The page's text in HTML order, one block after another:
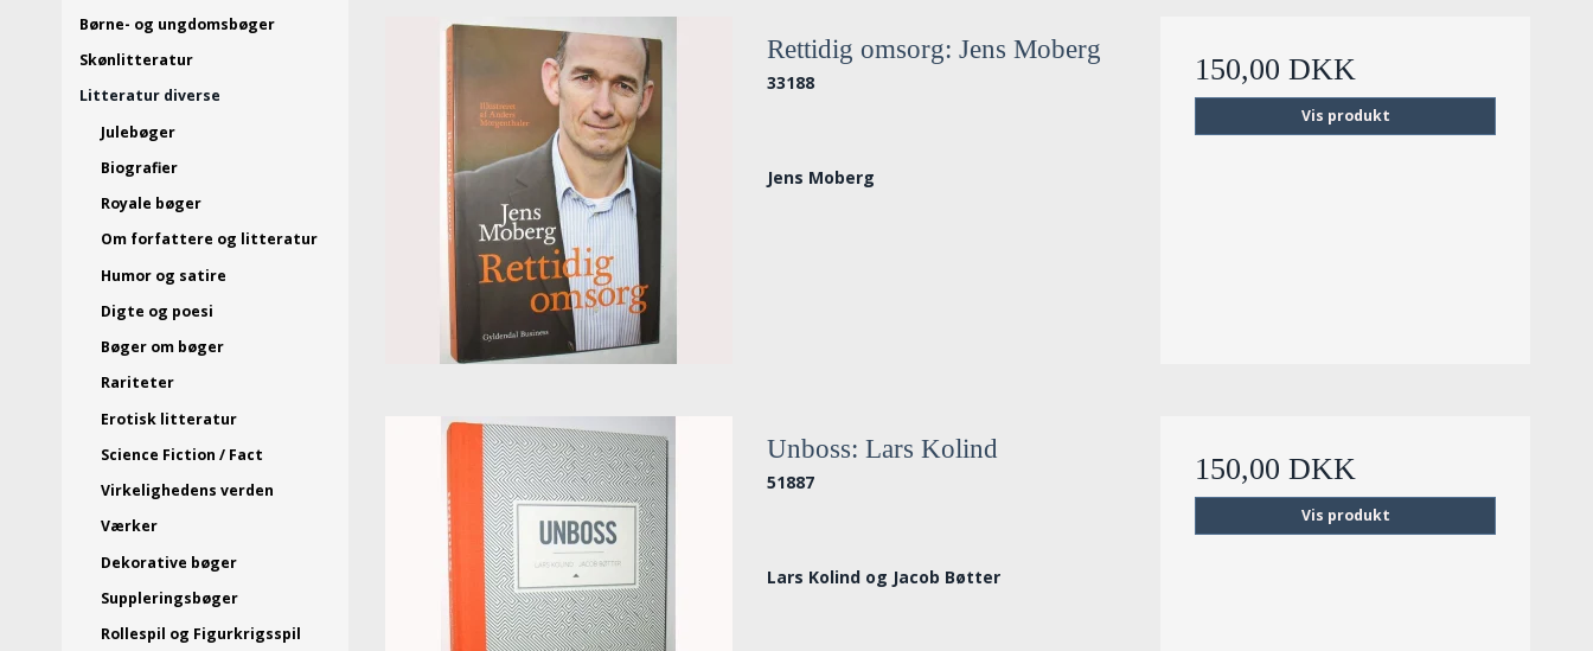
Børne- og ungdomsbøger
Skønlitteratur
Litteratur diverse
Julebøger
Biografier
Royale bøger
Om forfattere og litteratur
Humor og satire
Digte og poesi
Bøger om bøger
Rariteter
Erotisk litteratur
Science Fiction / Fact
Virkelighedens verden
Værker
Dekorative bøger
Suppleringsbøger
Rollespil og Figurkrigsspil
Rettidig omsorg: Jens Moberg
33188
Jens Moberg
150,00 DKK
Vis produkt
Unboss: Lars Kolind
51887
Lars Kolind og Jacob Bøtter
150,00 DKK
Vis produkt